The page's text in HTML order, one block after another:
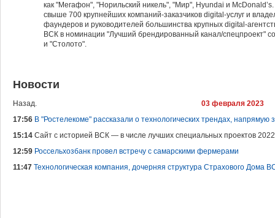
как "Мегафон", "Норильский никель", "Мир", Hyundai и
свыше 700 крупнейших компаний-заказчиков digital-услуг и
фаундеров и руководителей большинства крупных digital-
ВСК в номинации "Лучший брендированный канал/спецпроект"
и "Столото".
Новости
Назад.
03 февраля 2023
17:56 В "Ростелекоме" рассказали о технологических трендах, напрямую
15:14 Сайт с историей ВСК — в числе лучших специальных проектов 2022
12:59 Россельхозбанк провел встречу с самарскими фермерами
11:47 Технологическая компания, дочерняя структура Страхового Дома